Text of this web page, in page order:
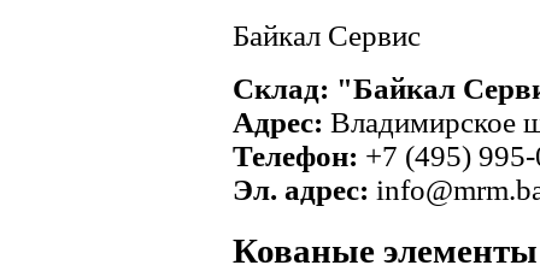
Байкал Сервис
Склад: "Байкал
Адрес: Владимирское
Телефон: +7 (495)
Эл. адрес:
Кованые